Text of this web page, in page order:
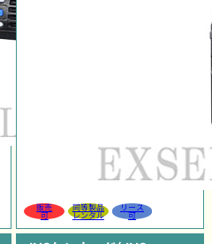
販売
可
同等製品
レンタル
リース
可